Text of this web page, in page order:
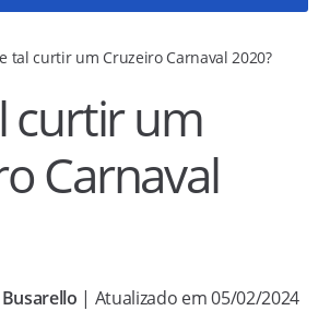
tal curtir um Cruzeiro Carnaval 2020?
curtir um
Carnaval
| Atualizado em 05/02/2024